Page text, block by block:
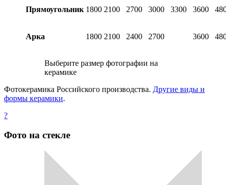
Прямоугольник 1800 2100 2700 3000 3300 3600
Арка 1800 2100 2400 2700 3600
Выберите размер фотографии на
керамике
Фотокерамика Российского производства. Другие виды и
формы керамики.
?
Фото на стекле